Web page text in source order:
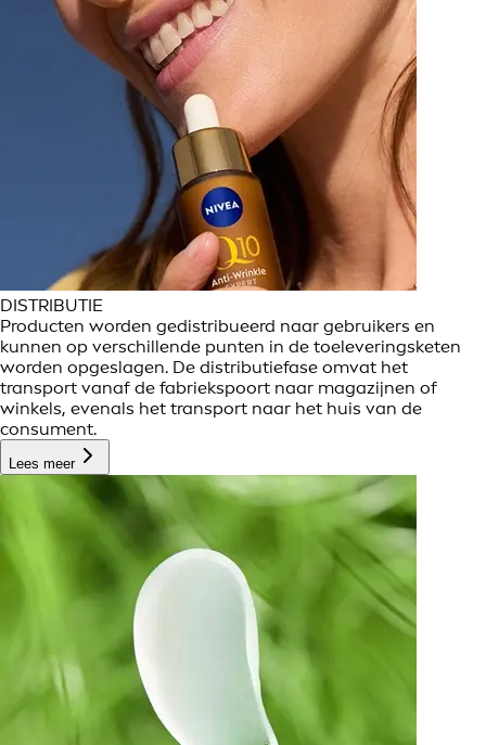
DISTRIBUTIE
Producten worden gedistribueerd naar gebruikers en
kunnen op verschillende punten in de toeleveringsketen
worden opgeslagen. De distributiefase omvat het
transport vanaf de fabriekspoort naar magazijnen of
winkels, evenals het transport naar het huis van de
consument.
Lees meer